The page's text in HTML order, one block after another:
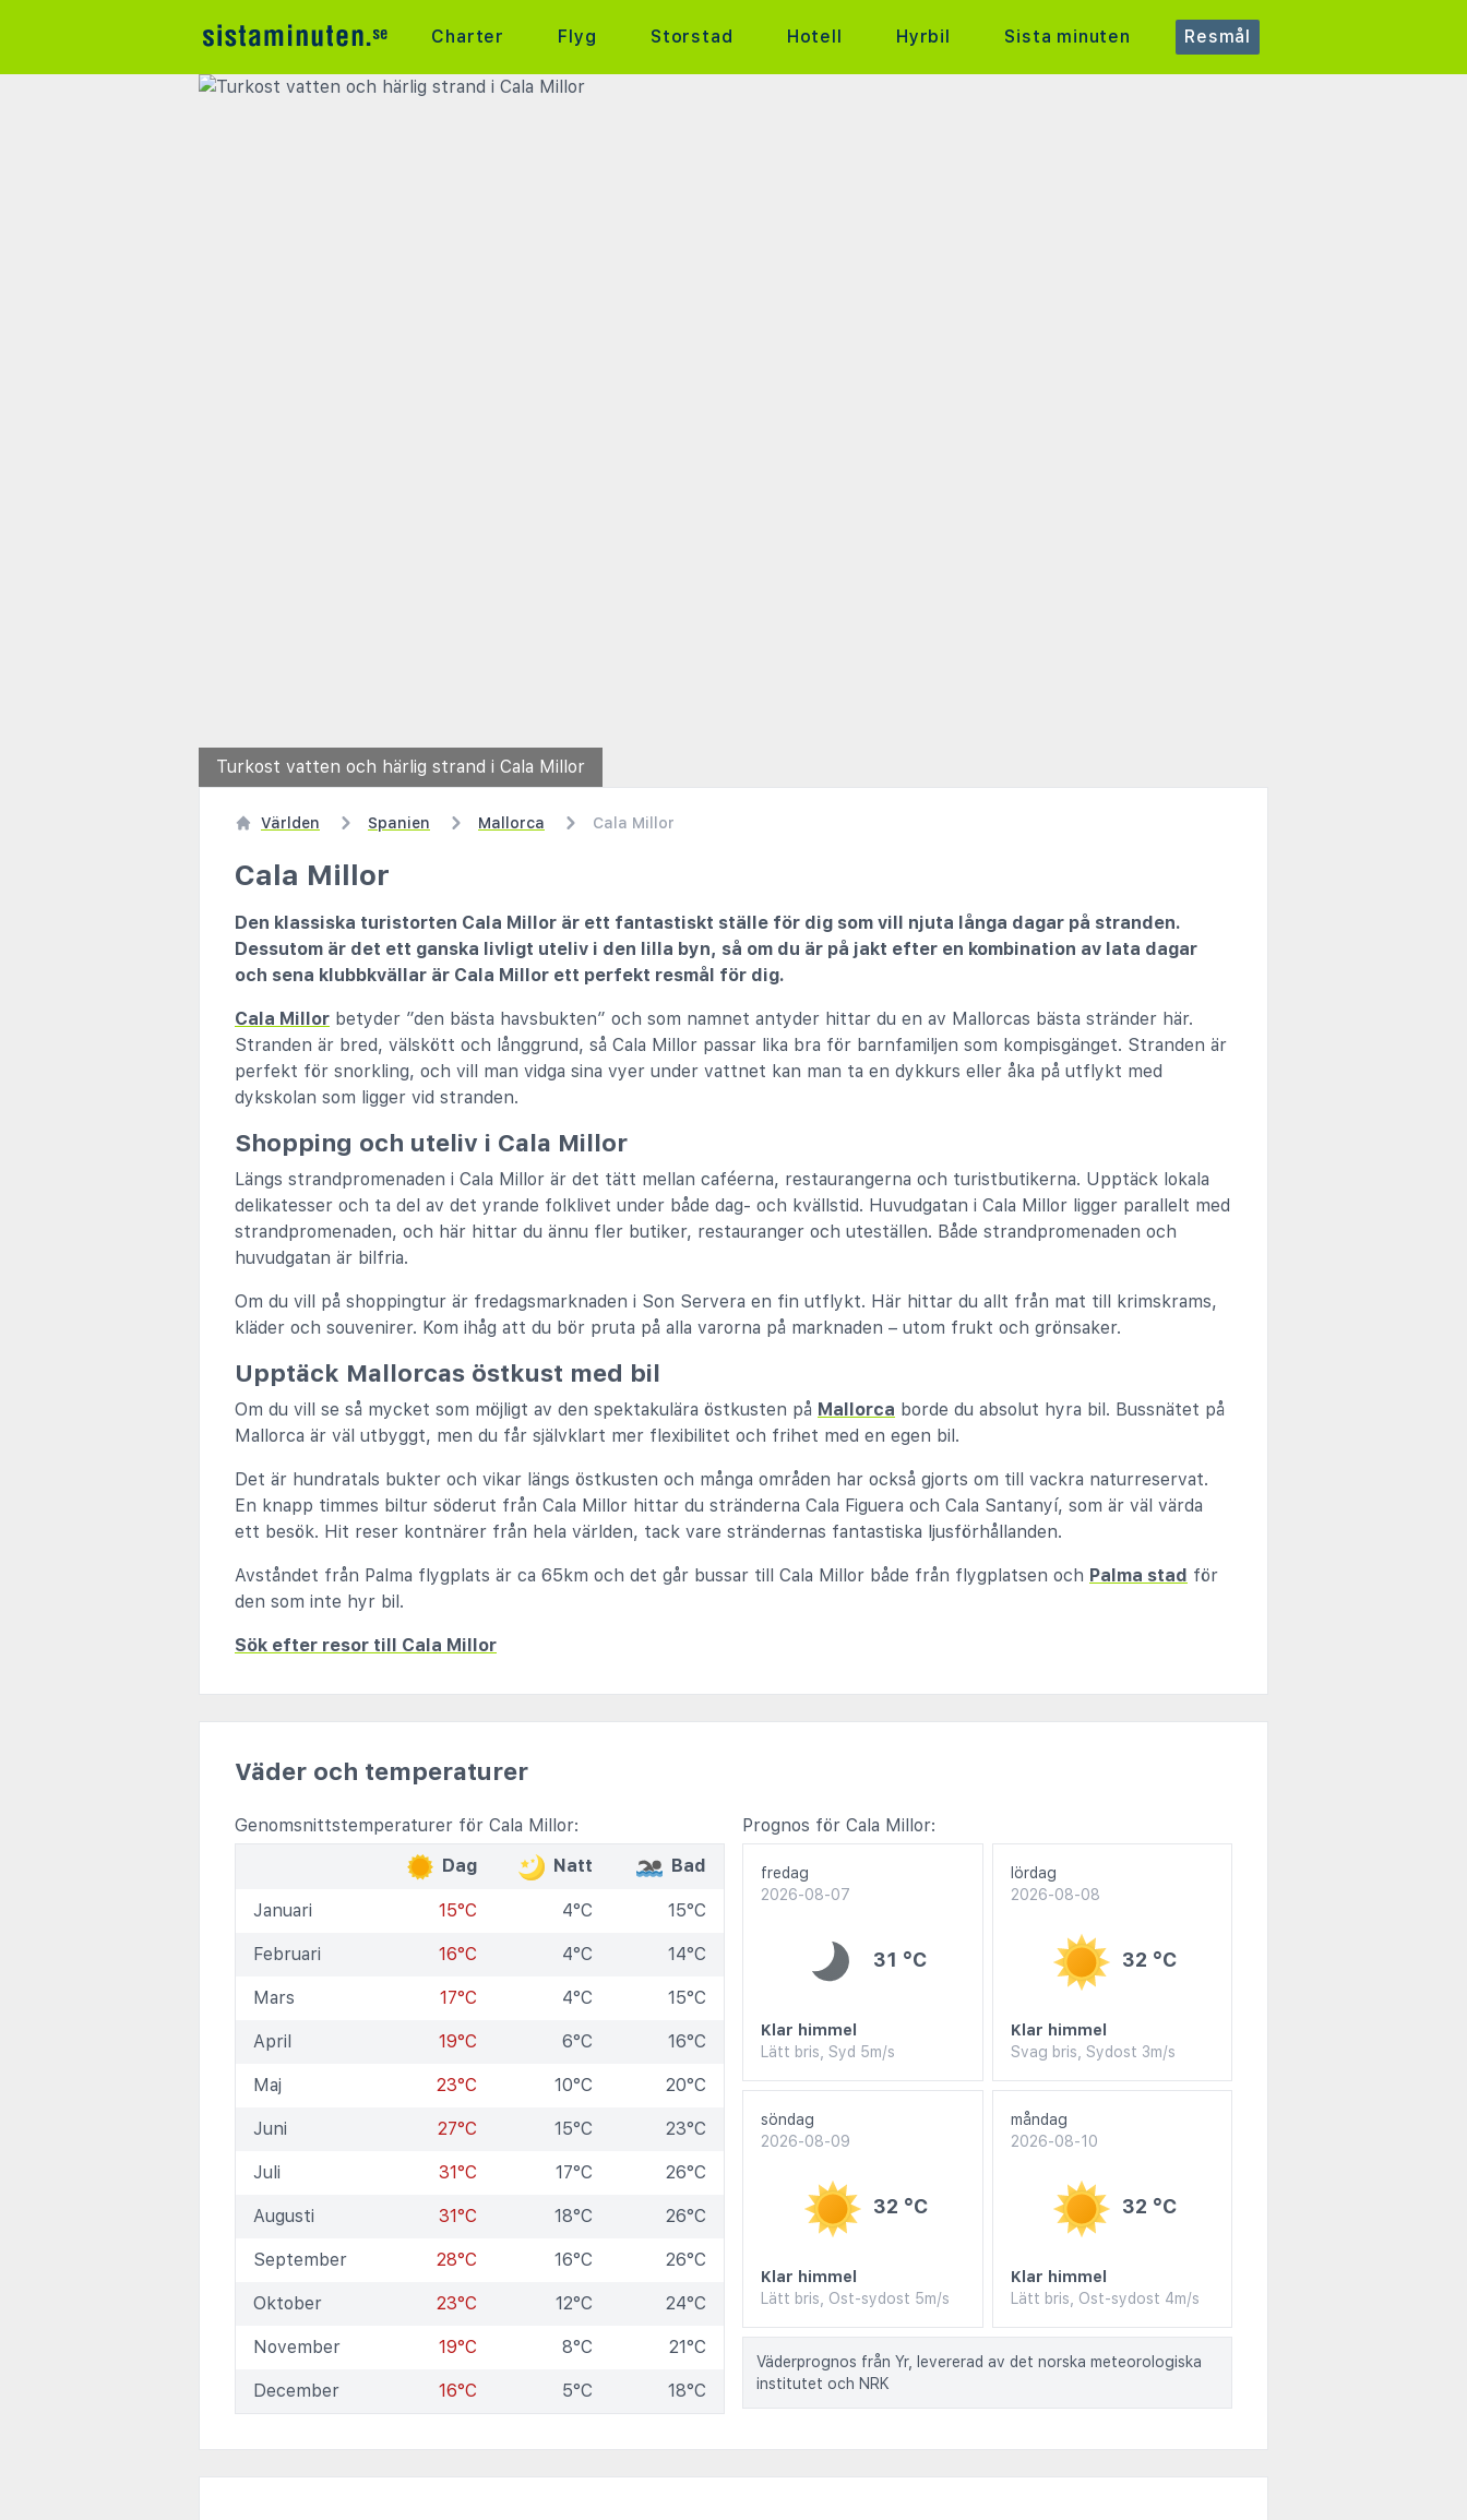
Charter Flyg Storstad Hotell Hyrbil Sista minuten Resmål
Turkost vatten och härlig strand i Cala Millor
Världen Spanien Mallorca Cala Millor
Cala Millor
Den klassiska turistorten Cala Millor är ett fantastiskt ställe för dig som vill njuta långa dagar på stranden.
Dessutom är det ett ganska livligt uteliv i den lilla byn, så om du är på jakt efter en kombination av lata dagar
och sena klubbkvällar är Cala Millor ett perfekt resmål för dig.
Cala Millor betyder ”den bästa havsbukten” och som namnet antyder hittar du en av Mallorcas bästa stränder här.
Stranden är bred, välskött och långgrund, så Cala Millor passar lika bra för barnfamiljen som kompisgänget. Stranden är
perfekt för snorkling, och vill man vidga sina vyer under vattnet kan man ta en dykkurs eller åka på utflykt med
dykskolan som ligger vid stranden.
Shopping och uteliv i Cala Millor
Längs strandpromenaden i Cala Millor är det tätt mellan caféerna, restaurangerna och turistbutikerna. Upptäck lokala
delikatesser och ta del av det yrande folklivet under både dag- och kvällstid. Huvudgatan i Cala Millor ligger parallelt med
strandpromenaden, och här hittar du ännu fler butiker, restauranger och uteställen. Både strandpromenaden och
huvudgatan är bilfria.
Om du vill på shoppingtur är fredagsmarknaden i Son Servera en fin utflykt. Här hittar du allt från mat till krimskrams,
kläder och souvenirer. Kom ihåg att du bör pruta på alla varorna på marknaden – utom frukt och grönsaker.
Upptäck Mallorcas östkust med bil
Om du vill se så mycket som möjligt av den spektakulära östkusten på Mallorca borde du absolut hyra bil. Bussnätet på
Mallorca är väl utbyggt, men du får självklart mer flexibilitet och frihet med en egen bil.
Det är hundratals bukter och vikar längs östkusten och många områden har också gjorts om till vackra naturreservat.
En knapp timmes biltur söderut från Cala Millor hittar du stränderna Cala Figuera och Cala Santanyí, som är väl värda
ett besök. Hit reser kontnärer från hela världen, tack vare strändernas fantastiska ljusförhållanden.
Avståndet från Palma flygplats är ca 65km och det går bussar till Cala Millor både från flygplatsen och Palma stad för
den som inte hyr bil.
Sök efter resor till Cala Millor
Väder och temperaturer
Genomsnittstemperaturer för Cala Millor:
Dag
Natt Bad
Januari 15°C 4°C 15°C
Februari 16°C 4°C 14°C
Mars 17°C 4°C 15°C
April 19°C 6°C 16°C
Maj 23°C 10°C 20°C
Juni 27°C 15°C 23°C
Juli 31°C 17°C 26°C
Augusti 31°C 18°C 26°C
September 28°C 16°C 26°C
Oktober 23°C 12°C 24°C
November 19°C 8°C 21°C
December 16°C 5°C 18°C
Prognos för Cala Millor:
fredag
2026-08-07
31 °C
Klar himmel
Lätt bris, Syd 5m/s
lördag
2026-08-08
32 °C
Klar himmel
Svag bris, Sydost 3m/s
söndag
2026-08-09
32 °C
Klar himmel
Lätt bris, Ost-sydost 5m/s
måndag
2026-08-10
32 °C
Klar himmel
Lätt bris, Ost-sydost 4m/s
Väderprognos från Yr, levererad av det norska meteorologiska
institutet och NRK